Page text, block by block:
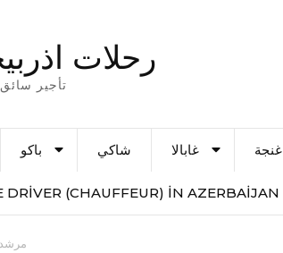
رحلات
تأجير
باكو شاكي غابالا غنجة
DRIVER (CHAUFFEUR) IN AZERBAIJAN